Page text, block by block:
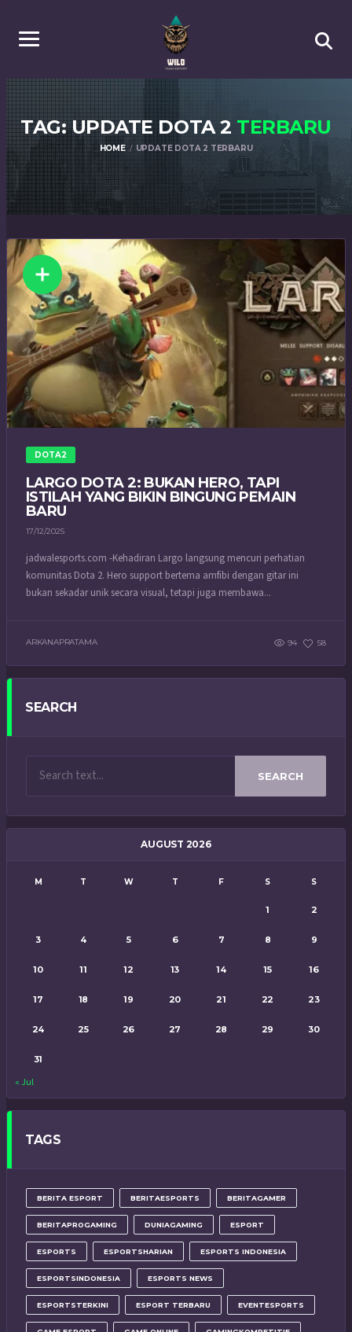
TAG: UPDATE DOTA 2 TERBARU
HOME UPDATE DOTA 2 TERBARU
DOTA2
LARGO DOTA 2: BUKAN HERO, TAPI
ISTILAH YANG BIKIN BINGUNG PEMAIN
BARU
17/12/2025
jadwalesports.com -Kehadiran Largo langsung mencuri perhatian
komunitas Dota 2. Hero support bertema amfibi dengan gitar ini
bukan sekadar unik secara visual, tetapi juga membawa...
ARKANAPRATAMA 94 58
SEARCH
SEARCH
AUGUST 2026
M T W T F S S
1 2
3 4 5 6 7 8 9
10 11 12 13 14 15 16
17 18 19 20 21 22 23
24 25 26 27 28 29 30
31
« Jul
TAGS
BERITA ESPORT BERITAESPORTS BERITAGAMER
BERITAPROGAMING DUNIAGAMING ESPORT
ESPORTS ESPORTSHARIAN ESPORTS INDONESIA
ESPORTSINDONESIA ESPORTS NEWS
ESPORTSTERKINI ESPORT TERBARU EVENTESPORTS